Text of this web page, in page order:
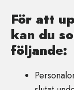
För att
kan du
följande: